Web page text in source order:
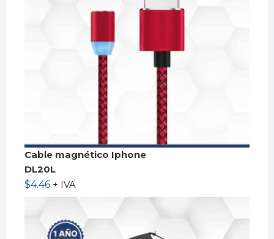
Cable magnético Iphone
DL20L
$4.46 + IVA